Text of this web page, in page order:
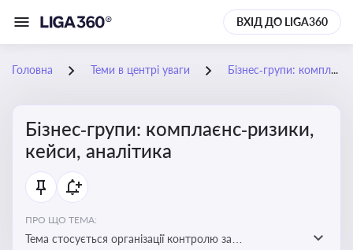
ВХІД ДО LIGA360
Головна Теми в центрі уваги Бізнес‑групи: комплаєнс‑ризики, кейси, аналітика
Бізнес‑групи: комплаєнс‑ризики,
кейси, аналітика
ПРО ЩО ТЕМА:
Тема стосується організації контролю за